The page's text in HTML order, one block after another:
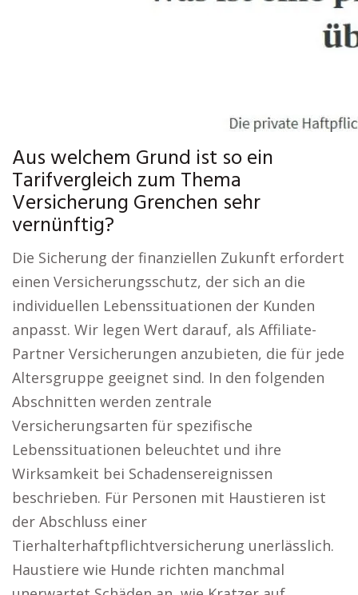
Aus welchem Grund ist so ein
Tarifvergleich zum Thema
Versicherung Grenchen sehr
vernünftig?
Die Sicherung der finanziellen Zukunft erfordert
einen Versicherungsschutz, der sich an die
individuellen Lebenssituationen der Kunden
anpasst. Wir legen Wert darauf, als Affiliate-
Partner Versicherungen anzubieten, die für jede
Altersgruppe geeignet sind. In den folgenden
Abschnitten werden zentrale
Versicherungsarten für spezifische
Lebenssituationen beleuchtet und ihre
Wirksamkeit bei Schadensereignissen
beschrieben. Für Personen mit Haustieren ist
der Abschluss einer
Tierhalterhaftpflichtversicherung unerlässlich.
Haustiere wie Hunde richten manchmal